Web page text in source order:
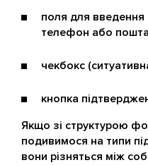
поля для введення
телефон або
чекбокс
кнопка
Якщо зі структурою
подивимося на типи
вони різняться між